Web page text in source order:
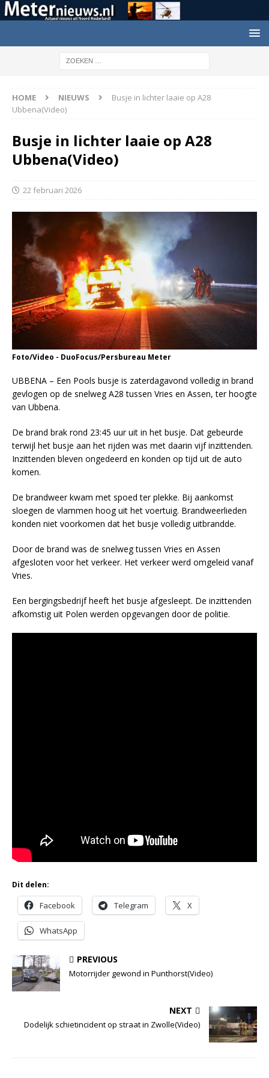
HOME NIEUWS
Busje in lichter laaie op A28
Ubbena(Video)
Busje in lichter laaie op A28
Ubbena(Video)
22 februari 2026
Foto/Video - DuoFocus/Persbureau Meter
UBBENA – Een Pools busje is zaterdagavond volledig in brand
gevlogen op de snelweg A28 tussen Vries en Assen, ter hoogte
van Ubbena.
De brand brak rond 23:45 uur uit in het busje. Dat gebeurde
terwijl het busje aan het rijden was met daarin vijf inzittenden.
Inzittenden bleven ongedeerd en konden op tijd uit de auto
komen.
De brandweer kwam met spoed ter plekke. Bij aankomst
sloegen de vlammen hoog uit het voertuig. Brandweerlieden
konden niet voorkomen dat het busje volledig uitbrandde.
Door de brand was de snelweg tussen Vries en Assen
afgesloten voor het verkeer. Het verkeer werd omgeleid vanaf
Vries.
Een bergingsbedrijf heeft het busje afgesleept. De inzittenden
afkomstig uit Polen werden opgevangen door de politie.
Dit delen:
Facebook Telegram X
WhatsApp
PREVIOUS
Motorrijder gewond in Punthorst(Video)
NEXT
Dodelijk schietincident op straat in Zwolle(Video)